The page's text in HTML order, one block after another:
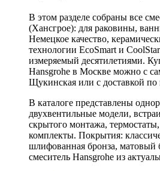
В этом разделе собраны все
(Хансгрое): для раковины,
Немецкое качество,
технологии EcoSmart и
измеряемый десятилетиями.
Hansgrohe в Москве можно с
Щукинская или с доставкой по
В каталоге представлены
двухвентильные модели,
скрытого монтажа,
комплекты. Покрытия:
шлифованная бронза,
смеситель Hansgrohe из